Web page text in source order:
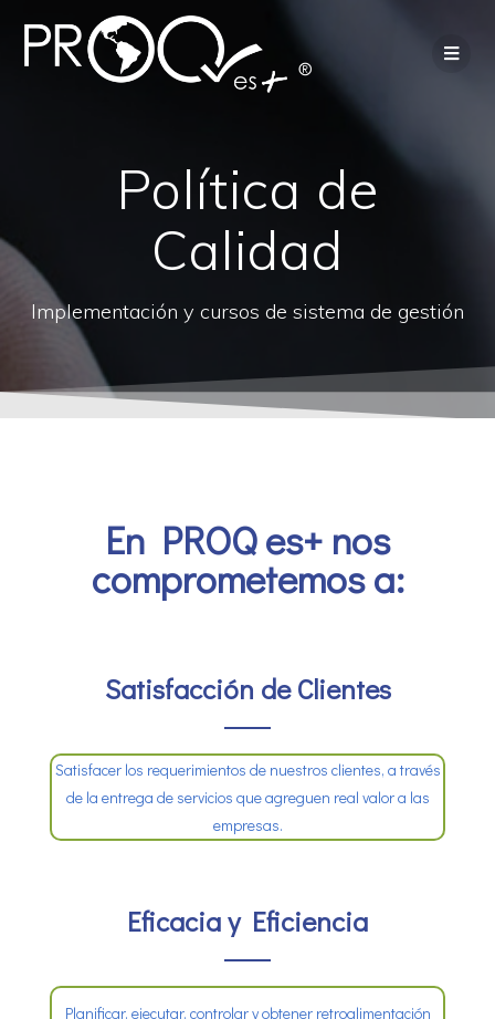
Política de
Calidad
Implementación y cursos de sistema de gestión
En PROQ es+ nos
comprometemos a:
Satisfacción de Clientes
Satisfacer los requerimientos de nuestros clientes, a través
de la entrega de servicios que agreguen real valor a las
empresas.
Eficacia y Eficiencia
Planificar, ejecutar, controlar y obtener retroalimentación